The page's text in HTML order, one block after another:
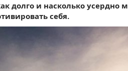
долго и насколько усердно
себя.